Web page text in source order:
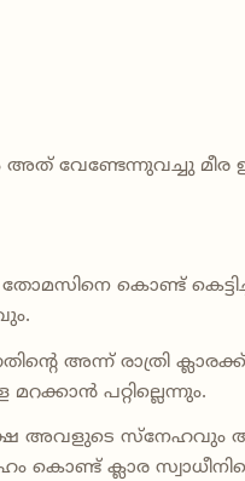
വേണ്ടേന്നുവച്ചു മീര
തോമസിനെ കൊണ്ട്
അന്ന് രാത്രി
പറ്റില്ലെന്നും.
അവളുടെ സ്നേഹവും
കൊണ്ട് ക്ലാര